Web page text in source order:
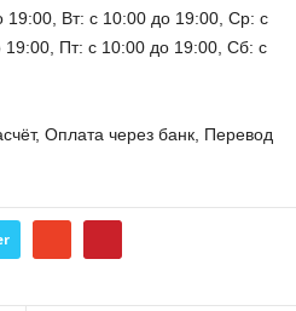
Вт: с 10:00 до 19:00, Ср: с
Пт: с 10:00 до 19:00, Сб: с
Оплата через банк, Перевод